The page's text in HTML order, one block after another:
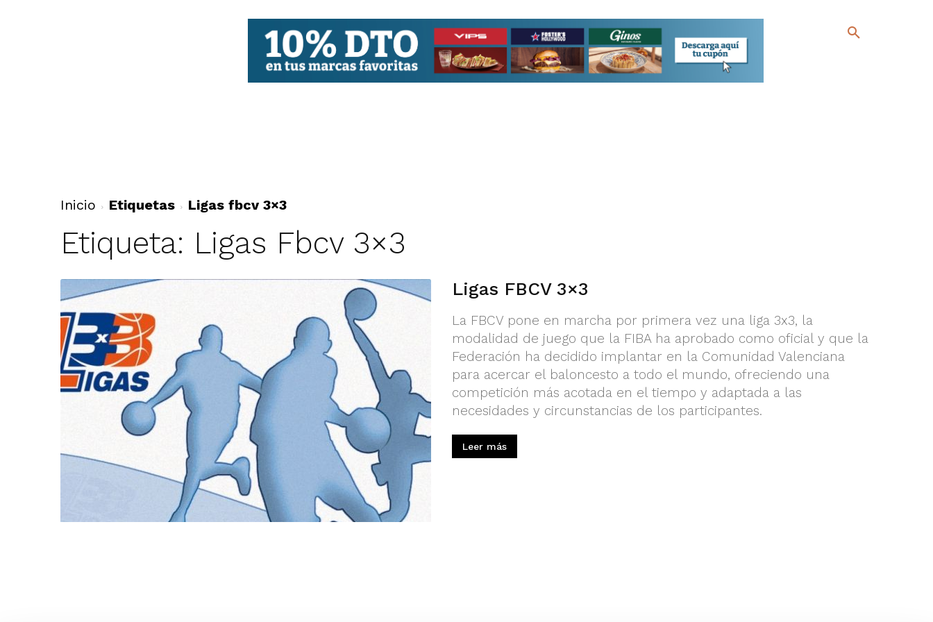
Inicio Etiquetas Ligas fbcv 3×3
Etiqueta: Ligas Fbcv 3×3
Ligas FBCV 3×3
La FBCV pone en marcha por primera vez una liga 3x3, la
modalidad de juego que la FIBA ha aprobado como oficial y que la
Federación ha decidido implantar en la Comunidad Valenciana
para acercar el baloncesto a todo el mundo, ofreciendo una
competición más acotada en el tiempo y adaptada a las
necesidades y circunstancias de los participantes.
Leer más